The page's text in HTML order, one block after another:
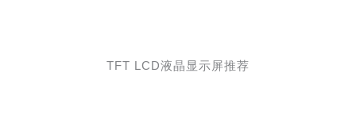
TFT LCD液晶显示屏推荐